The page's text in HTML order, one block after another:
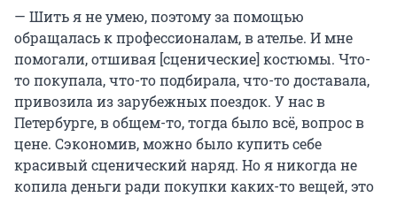
— Шить я не умею, поэтому за помощью
обращалась к профессионалам, в ателье. И мне
помогали, отшивая [сценические] костюмы. Что-
то покупала, что-то подбирала, что-то доставала,
привозила из зарубежных поездок. У нас в
Петербурге, в общем-то, тогда было всё, вопрос в
цене. Сэкономив, можно было купить себе
красивый сценический наряд. Но я никогда не
копила деньги ради покупки каких-то вещей, это